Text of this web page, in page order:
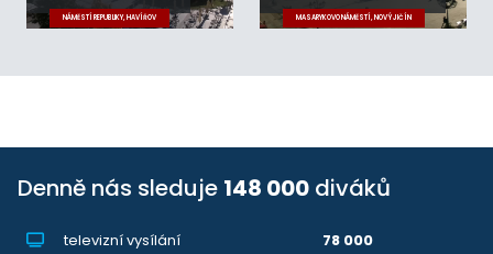
NÁMĚSTÍ REPUBLIKY, HAVÍŘOV MASARYKOVO NÁMĚSTÍ, NOVÝ JIČÍN
Denně nás sleduje 148 000 diváků
televizní vysílání
78 000